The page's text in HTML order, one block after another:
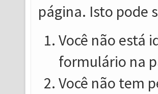
página. Isto pode
Você não está
formulário na
Você não tem